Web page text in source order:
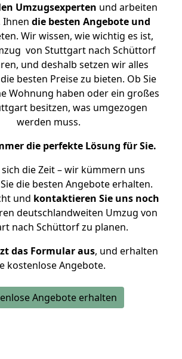
Umzugsexperten und arbeiten
Ihnen die besten Angebote und
Wir wissen, wie wichtig es ist,
von Stuttgart nach Schüttorf
und deshalb setzen wir alles
besten Preise zu bieten. Ob Sie
Wohnung haben oder ein großes
besitzen, was umgezogen
werden muss.
die perfekte Lösung für Sie.
sich die Zeit – wir kümmern uns
die besten Angebote erhalten.
und kontaktieren Sie uns noch
deutschlandweiten Umzug von
nach Schüttorf zu planen.
das Formular aus, und erhalten
kostenlose Angebote.
Angebote erhalten